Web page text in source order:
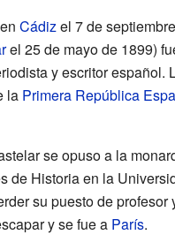
Cádizel 7 de
el 25 de mayo de 1899)
y escritor español.
la Primera República
se opuso a la
de Historia en la
su puesto de profesor
y se fue a París.